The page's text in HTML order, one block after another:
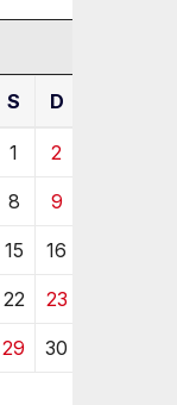
S D
1 2
8 9
15 16
22 23
29 30